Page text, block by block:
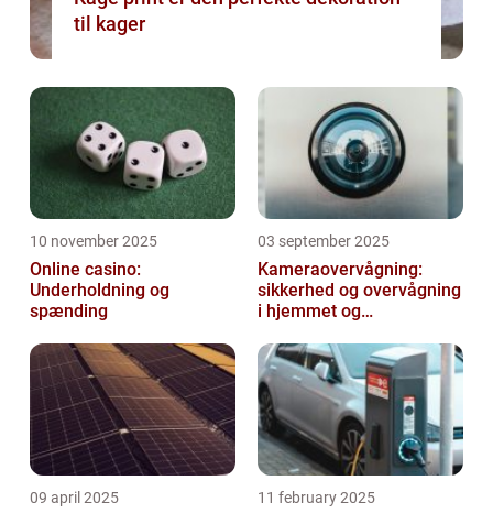
til kager
10 november 2025
Online casino:
Underholdning og
spænding
03 september 2025
Kameraovervågning:
sikkerhed og overvågning
i hjemmet og
09 april 2025 11 february 2025